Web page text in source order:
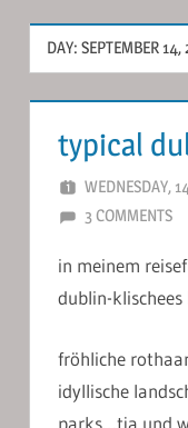
DAY: SEPTEMBER 14,
typical
WEDNESDAY,
3 COMMENTS
in meinem
dublin-klischees
fröhliche
idyllische
parks…tja und